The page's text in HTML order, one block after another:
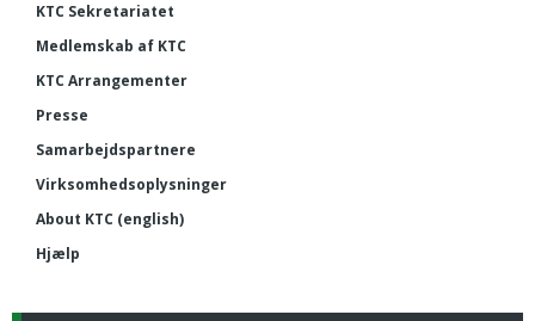
KTC Sekretariatet
Medlemskab af KTC
KTC Arrangementer
Presse
Samarbejdspartnere
Virksomhedsoplysninger
About KTC (english)
Hjælp